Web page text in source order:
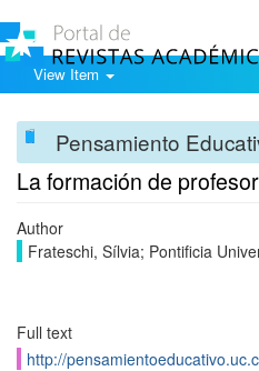
View Item
Pensamiento
La formación de
Author
Frateschi, Sílvia; Pontificia
Full text
http://